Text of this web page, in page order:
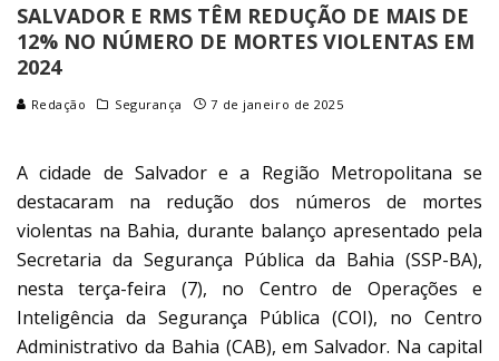
SALVADOR E RMS TÊM REDUÇÃO DE MAIS DE
12% NO NÚMERO DE MORTES VIOLENTAS EM
2024
Redação Segurança 7 de janeiro de 2025
A cidade de Salvador e a Região Metropolitana se
destacaram na redução dos números de mortes
violentas na Bahia, durante balanço apresentado pela
Secretaria da Segurança Pública da Bahia (SSP-BA),
nesta terça-feira (7), no Centro de Operações e
Inteligência da Segurança Pública (COI), no Centro
Administrativo da Bahia (CAB), em Salvador. Na capital